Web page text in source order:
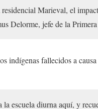
Marieval, el
Delorme, jefe de la
indígenas fallecidos a
escuela diurna aquí, y